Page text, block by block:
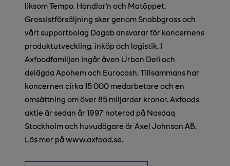
liksom Tempo, Handlar’n och Matöppet.
Grossistförsäljning sker genom Snabbgross och
vårt supportbolag Dagab ansvarar för koncernens
produktutveckling, inköp och logistik. I
Axfoodfamiljen ingår även Urban Deli och
delägda Apohem och Eurocash. Tillsammans har
koncernen cirka 15 000 medarbetare och en
omsättning om över 85 miljarder kronor. Axfoods
aktie är sedan år 1997 noterad på Nasdaq
Stockholm och huvudägare är Axel Johnson AB.
Läs mer på www.axfood.se.